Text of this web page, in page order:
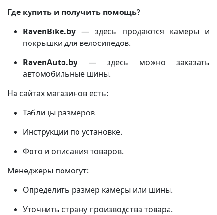
Где купить и получить помощь?
RavenBike.by — здесь продаются камеры и
покрышки для велосипедов.
RavenAuto.by — здесь можно заказать
автомобильные шины.
На сайтах магазинов есть:
Таблицы размеров.
Инструкции по установке.
Фото и описания товаров.
Менеджеры помогут:
Определить размер камеры или шины.
Уточнить страну производства товара.